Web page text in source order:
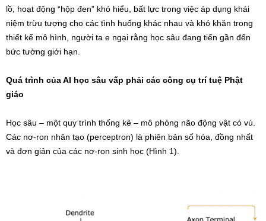
lồ, hoạt động “hộp đen” khó hiểu, bất lực trong việc áp dụng khái
niệm trừu tượng cho các tình huống khác nhau và khó khăn trong
thiết kế mô hình, người ta e ngại rằng học sâu đang tiến gần đến
bức tường giới hạn.
Quá trình của AI học sâu vấp phải các công cụ trí tuệ Phật
giáo
Học sâu – một quy trình thống kê – mô phỏng não động vật có vú.
Các nơ-ron nhân tạo (perceptron) là phiên bản số hóa, đồng nhất
và đơn giản của các nơ-ron sinh học (Hình 1).